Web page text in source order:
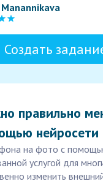
Создать
правильно
нейросети
на фото с
услугой для
изменить